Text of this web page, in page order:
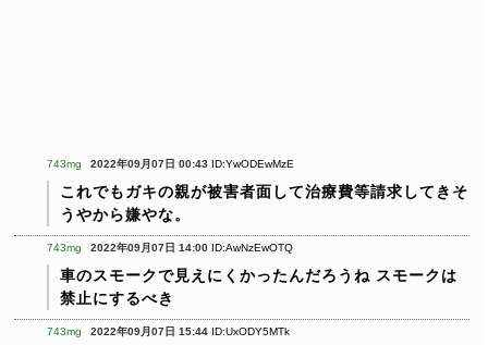
743mg 2022年09月07日 00:43 ID:YwODEwMzE
これでもガキの親が被害者面して治療費等請求してきそ
うやから嫌やな。
743mg 2022年09月07日 14:00 ID:AwNzEwOTQ
車のスモークで見えにくかったんだろうね スモークは
禁止にするべき
743mg 2022年09月07日 15:44 ID:UxODY5MTk